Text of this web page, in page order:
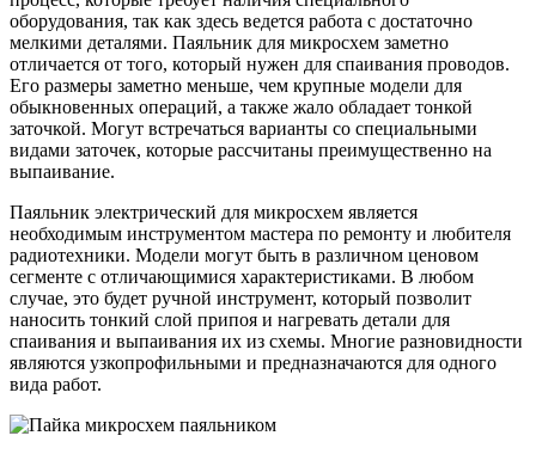
оборудования, так как здесь ведется работа с достаточно
мелкими деталями. Паяльник для микросхем заметно
отличается от того, который нужен для спаивания проводов.
Его размеры заметно меньше, чем крупные модели для
обыкновенных операций, а также жало обладает тонкой
заточкой. Могут встречаться варианты со специальными
видами заточек, которые рассчитаны преимущественно на
выпаивание.
Паяльник электрический для микросхем является
необходимым инструментом мастера по ремонту и любителя
радиотехники. Модели могут быть в различном ценовом
сегменте с отличающимися характеристиками. В любом
случае, это будет ручной инструмент, который позволит
наносить тонкий слой припоя и нагревать детали для
спаивания и выпаивания их из схемы. Многие разновидности
являются узкопрофильными и предназначаются для одного
вида работ.